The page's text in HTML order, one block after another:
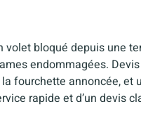
volet bloqué depuis une
endommagées.
fourchette annoncée, et
rapide et d’un devis